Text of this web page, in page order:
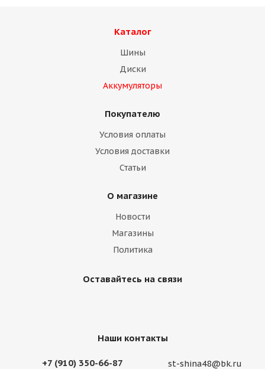
АКБ BOSCH 6СТ-225 (1150А) пр. + слева обсл.
Каталог
Шины
Диски
Аккумуляторы
Покупателю
Условия оплаты
Условия доставки
Статьи
О магазине
Новости
Магазины
Политика
Оставайтесь на связи
Наши контакты
+7 (910) 350-66-87 st-shina48@bk.ru